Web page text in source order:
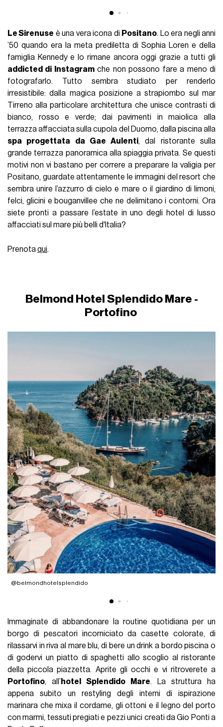
Le Sirenuse è una vera icona di Positano. Lo era negli anni
’50 quando era la meta prediletta di Sophia Loren e della
famiglia Kennedy e lo rimane ancora oggi grazie a tutti gli
addicted di Instagramche non possono fare a meno di
fotografarlo. Tutto sembra studiato per renderlo
irresistibile: dalla magica posizione a strapiombo sul mar
Tirreno alla particolare architettura che unisce contrasti di
bianco, rosso e verde; dai pavimenti in maiolica alla
terrazza affacciata sulla cupola del Duomo, dalla piscina alla
spa progettata da Gae Aulenti, dal ristorante sulla
grande terrazza panoramica alla spiaggia privata. Se questi
motivi non vi bastano per correre a preparare la valigia per
Positano, guardate attentamente le immagini del resort che
sembra unire l’azzurro di cielo e mare o il giardino di limoni,
felci, glicini e bouganvillee che ne delimitano i contorni. Ora
siete pronti a passare l’estate in uno degli hotel di lusso
affacciati sul mare più belli d'Italia?
Prenotaqui.
Belmond Hotel Splendido Mare -
Portofino
@belmondhotelsplendido
Immaginate di abbandonare la routine quotidiana per un
borgo di pescatori incorniciato da casette colorate, di
rilassarvi in riva al mare blu, di bere un drink a bordo piscina o
di godervi un piatto di spaghetti allo scoglio al ristorante
della piccola piazzetta. Aprite gli occhi e vi ritroverete a
Portofino, all’ hotel Splendido Mare. La struttura ha
appena subito un restyling degli interni di ispirazione
marinara che mixa il cordame, gli ottoni e il legno del porto
con marmi, tessuti pregiati e pezzi unici creati da Gio Ponti a